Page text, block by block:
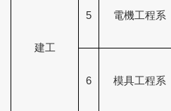
建工
5 電機工程系
6 模具工程系